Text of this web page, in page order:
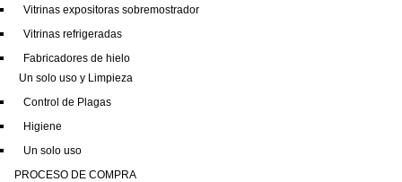
Vitrinas expositoras sobremostrador
Vitrinas refrigeradas
Fabricadores de hielo
Un solo uso y Limpieza
Control de Plagas
Higiene
Un solo uso
PROCESO DE COMPRA